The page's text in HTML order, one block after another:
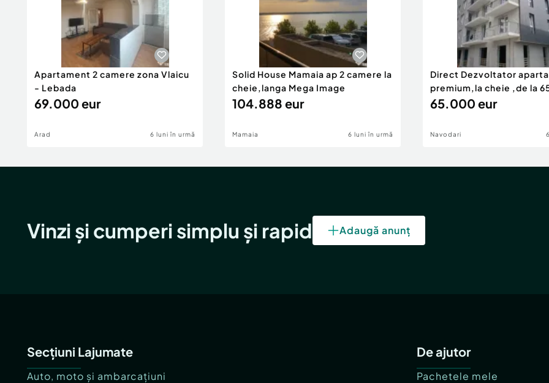
Apartament 2 camere zona Vlaicu
- Lebada
69.000 eur
Arad 6 luni în urmă
Solid House Mamaia ap 2 camere la
cheie,langa Mega Image
104.888 eur
Mamaia 6 luni în urmă
Direct Dezvoltator
premium,la cheie ,de la
eur
65.000 eur
Navodari
Vinzi și cumperi simplu și rapid Adaugă anunț
Secțiuni Lajumate
Auto, moto și ambarcațiuni
De ajutor
Pachetele mele